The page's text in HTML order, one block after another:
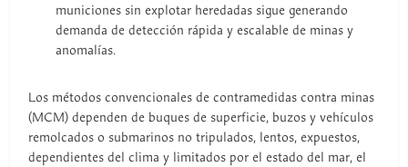
municiones sin explotar heredadas sigue generando
demanda de detección rápida y escalable de minas y
anomalías.
Los métodos convencionales de contramedidas contra minas
(MCM) dependen de buques de superficie, buzos y vehículos
remolcados o submarinos no tripulados, lentos, expuestos,
dependientes del clima y limitados por el estado del mar, el